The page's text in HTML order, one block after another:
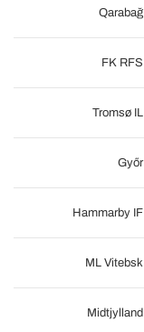
Qarabağ
FK RFS
Tromsø IL
Győr
Hammarby IF
ML Vitebsk
Midtjylland